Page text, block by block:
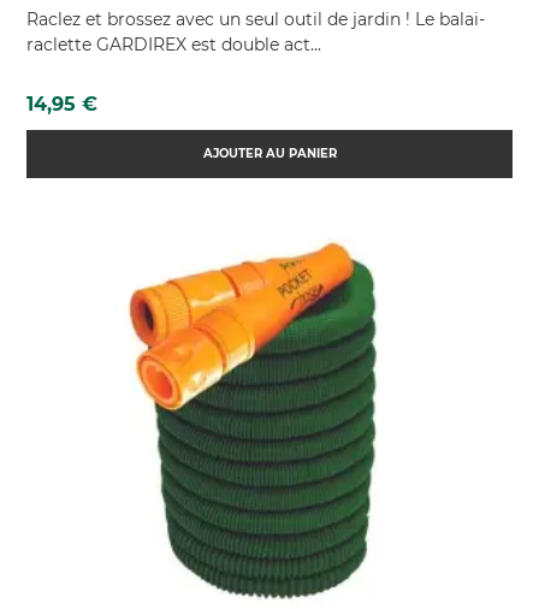
(10 AVIS)
Raclez et brossez avec un seul outil de jardin ! Le balai-
raclette GARDIREX est double act...
Prix
14,95 €
AJOUTER AU PANIER